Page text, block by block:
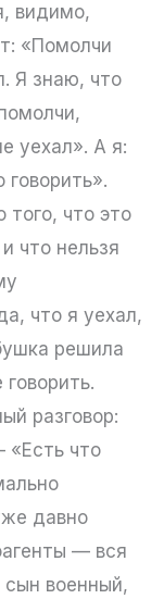
видимо,
«Помолчи
Я знаю, что
уехал». А я:
того, что это
что нельзя
что я уехал,
решила
разговор:
что
давно
— вся
сын военный,